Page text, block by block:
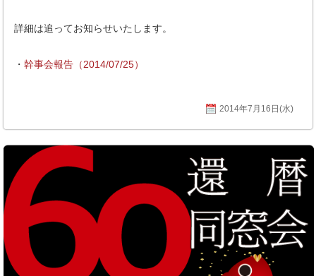
詳細は追ってお知らせいたします。
・幹事会報告（2014/07/25）
2014年7月16日(水)